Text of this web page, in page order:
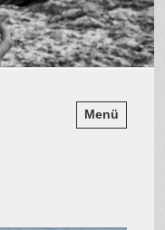
Menü